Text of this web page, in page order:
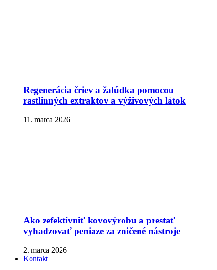
Regenerácia čriev a žalúdka pomocou
rastlinných extraktov a výživových látok
11. marca 2026
Ako zefektívniť kovovýrobu a prestať
vyhadzovať peniaze za zničené nástroje
2. marca 2026
Kontakt